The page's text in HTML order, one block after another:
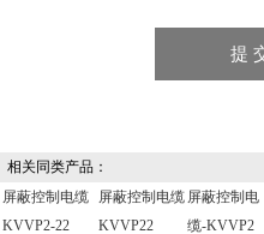
相关同类产品：
屏蔽控制电缆
KVVP2-22
屏蔽控制电缆
KVVP22
屏蔽控制电
缆-KVVP2